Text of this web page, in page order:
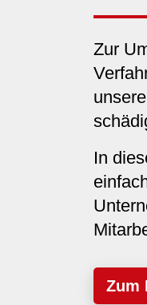
Zur
In
Zum